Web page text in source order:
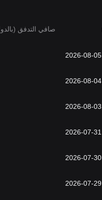
صافي التدفق
2026-08-05
2026-08-04
2026-08-03
2026-07-31
2026-07-30
2026-07-29